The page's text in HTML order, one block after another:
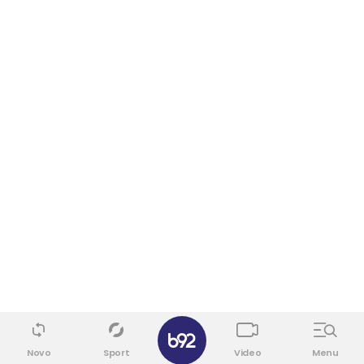
Novo Sport Video Menu
✕